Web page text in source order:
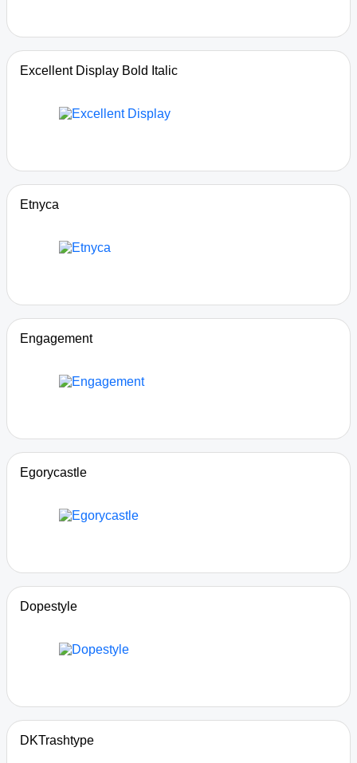
Excellent Display Bold Italic
Etnyca
Engagement
Egorycastle
Dopestyle
DKTrashtype